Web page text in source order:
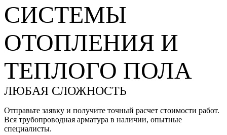
СИСТЕМЫ
ОТОПЛЕНИЯ И
ТЕПЛОГО ПОЛА
ЛЮБАЯ СЛОЖНОСТЬ
Отправьте заявку и получите точный расчет стоимости работ.
Вся трубопроводная арматура в наличии, опытные
специалисты.